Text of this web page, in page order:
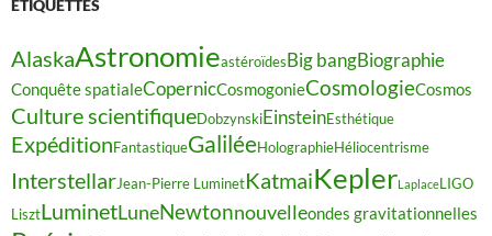
ÉTIQUETTES
AlaskaAstronomieastéroïdesBig bangBiographie
Conquête spatialeCopernicCosmogonieCosmologieCosmos
Culture scientifiqueDobzynskiEinsteinEsthétique
ExpéditionFantastiqueGaliléeHolographieHéliocentrisme
InterstellarJean-Pierre LuminetKatmaiKeplerLaplaceLIGO
LisztLuminetLuneNewtonnouvelleondes gravitationnelles